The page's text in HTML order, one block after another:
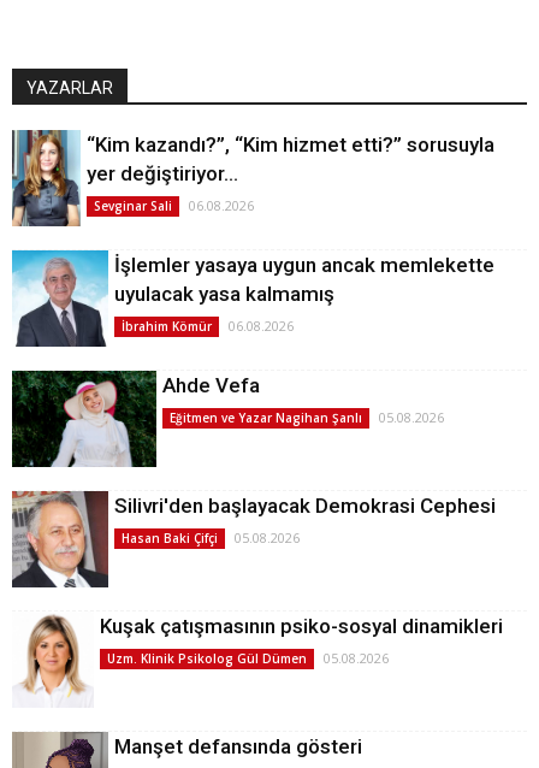
YAZARLAR
“Kim kazandı?”, “Kim hizmet etti?” sorusuyla
yer değiştiriyor…
Sevginar Sali 06.08.2026
İşlemler yasaya uygun ancak memlekette
uyulacak yasa kalmamış
İbrahim Kömür 06.08.2026
Ahde Vefa
Eğitmen ve Yazar Nagihan Şanlı 05.08.2026
Silivri'den başlayacak Demokrasi Cephesi
Hasan Baki Çifçi 05.08.2026
Kuşak çatışmasının psiko-sosyal dinamikleri
Uzm. Klinik Psikolog Gül Dümen 05.08.2026
Manşet defansında gösteri